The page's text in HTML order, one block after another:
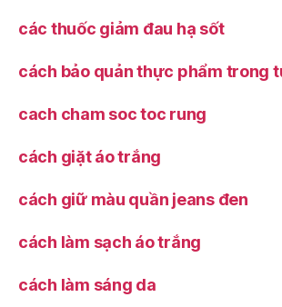
các thuốc giảm đau hạ sốt
cách bảo quản thực phẩm trong
cach cham soc toc rung
cách giặt áo trắng
cách giữ màu quần jeans đen
cách làm sạch áo trắng
cách làm sáng da